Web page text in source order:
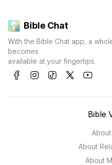
Bible Chat
With the Bible Chat app, a
becomes
available at your fingertips.
Bible
About
About